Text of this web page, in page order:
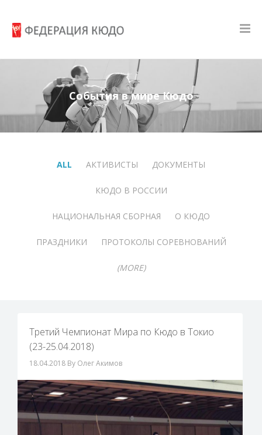
События в мире Кюдо
ALL АКТИВИСТЫ ДОКУМЕНТЫ
КЮДО В РОССИИ
НАЦИОНАЛЬНАЯ СБОРНАЯ О КЮДО
ПРАЗДНИКИ ПРОТОКОЛЫ СОРЕВНОВАНИЙ
(MORE)
Третий Чемпионат Мира по Кюдо в Токио
(23-25.04.2018)
18.04.2018 By Олег Акимов